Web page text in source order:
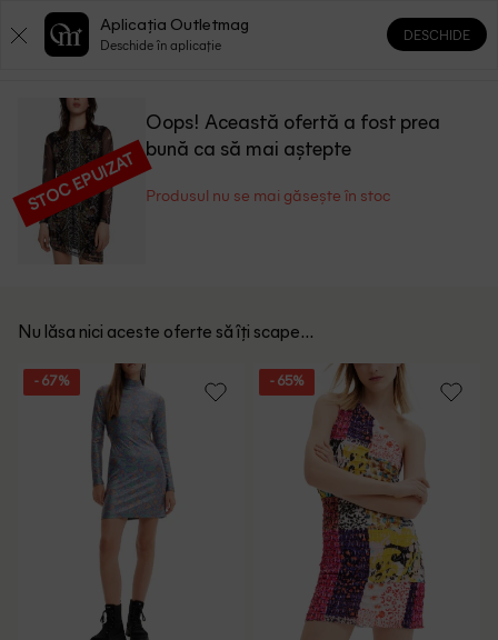
0 0
STOC EPUIZAT
Oops! Această ofertă a fost prea
bună ca să mai aștepte
Produsul nu se mai găsește în stoc
Nu lăsa nici aceste oferte să îți scape...
- 67% - 65%
Aplicația Outletmag
Deschide în aplicație
DESCHIDE